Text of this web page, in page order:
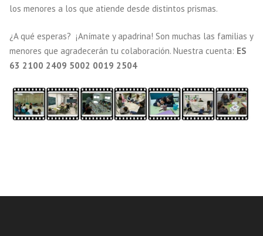
los menores a los que atiende desde distintos prismas.
¿A qué esperas? ¡Anímate y apadrina! Son muchas las familias y
menores que agradecerán tu colaboración. Nuestra cuenta: ES
63 2100 2409 5002 0019 2504